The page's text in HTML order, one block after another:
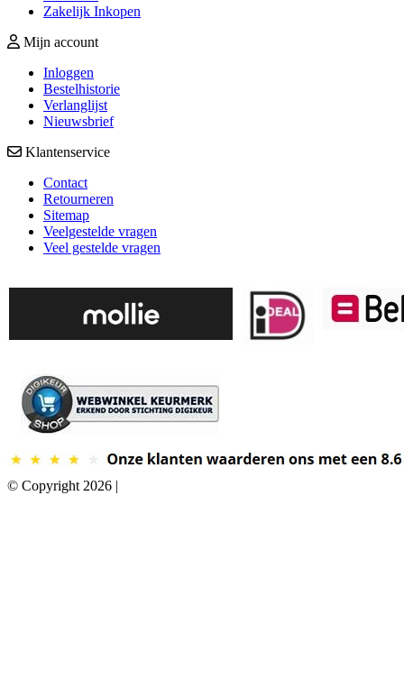
Zakelijk Inkopen
Mijn account
Inloggen
Bestelhistorie
Verlanglijst
Nieuwsbrief
Klantenservice
Contact
Retourneren
Sitemap
Veelgestelde vragen
Veel gestelde vragen
© Copyright 2026 |